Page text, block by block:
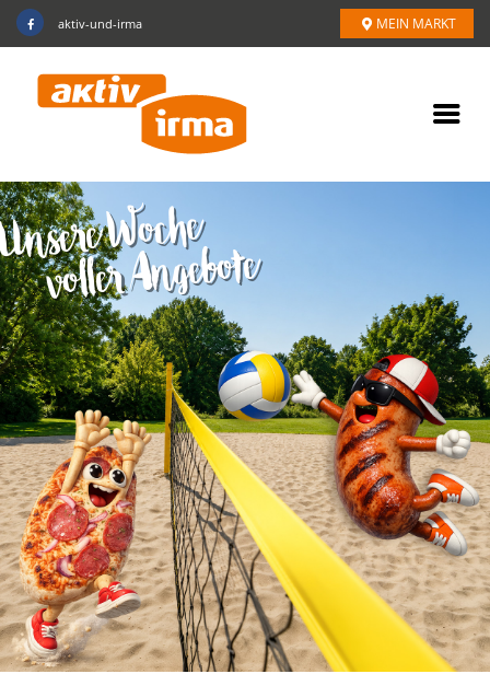
aktiv-und-irma MEIN MARKT
Woche
voller Angebote